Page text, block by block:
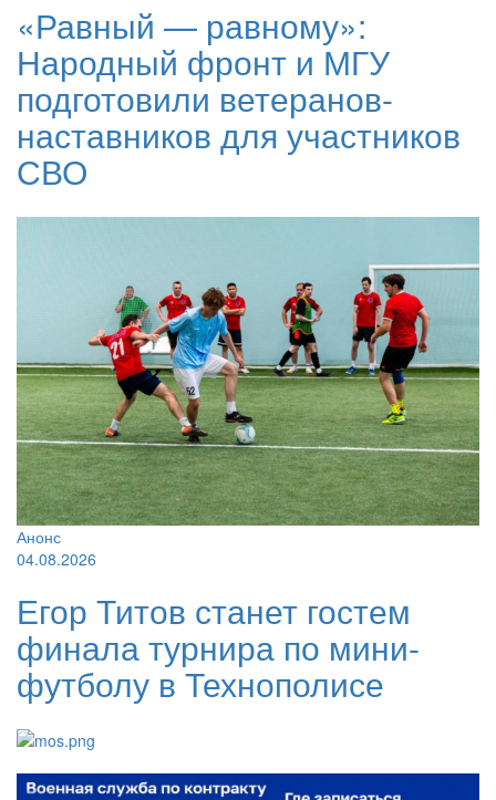
«Равный — равному»:
Народный фронт и МГУ
подготовили ветеранов-
наставников для участников
СВО
Анонс
04.08.2026
Егор Титов станет гостем
финала турнира по мини-
футболу в Технополисе